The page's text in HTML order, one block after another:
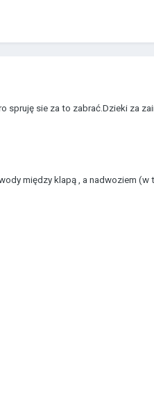
spruję sie za to zabrać.Dzieki za
między klapą , a nadwoziem (w